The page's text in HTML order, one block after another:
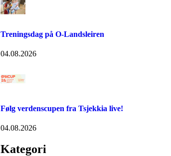
Treningsdag på O-Landsleiren
04.08.2026
Følg verdenscupen fra Tsjekkia live!
04.08.2026
Kategori